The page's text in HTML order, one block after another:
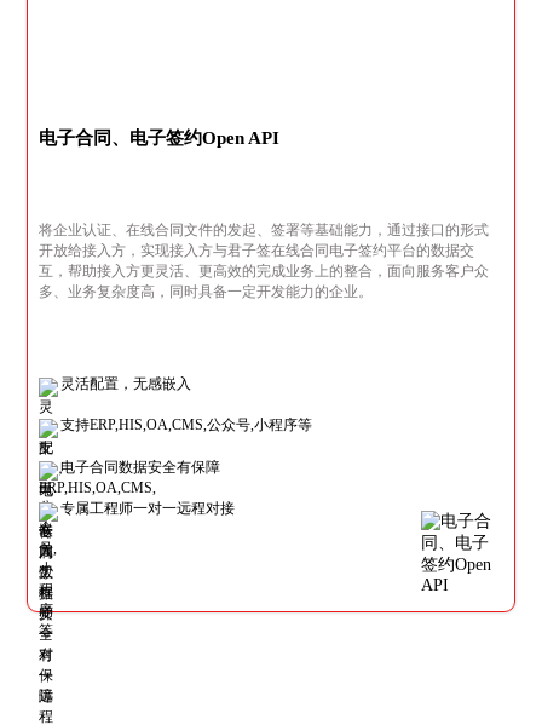
电子合同、电子签约Open API
将企业认证、在线合同文件的发起、签署等基础能力，通过接口的形式
开放给接入方，实现接入方与君子签在线合同电子签约平台的数据交
互，帮助接入方更灵活、更高效的完成业务上的整合，面向服务客户众
多、业务复杂度高，同时具备一定开发能力的企业。
灵活配置，无感嵌入
支持ERP,HIS,OA,CMS,公众号,小程序等
电子合同数据安全有保障
专属工程师一对一远程对接